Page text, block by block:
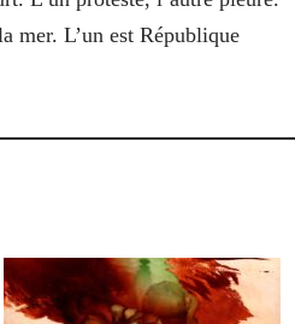
mer. L’un est République